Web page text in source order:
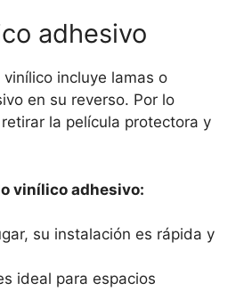
adhesivo
incluye lamas o
en su reverso. Por lo
la película protectora y
vinílico adhesivo:
su instalación es rápida y
ideal para espacios